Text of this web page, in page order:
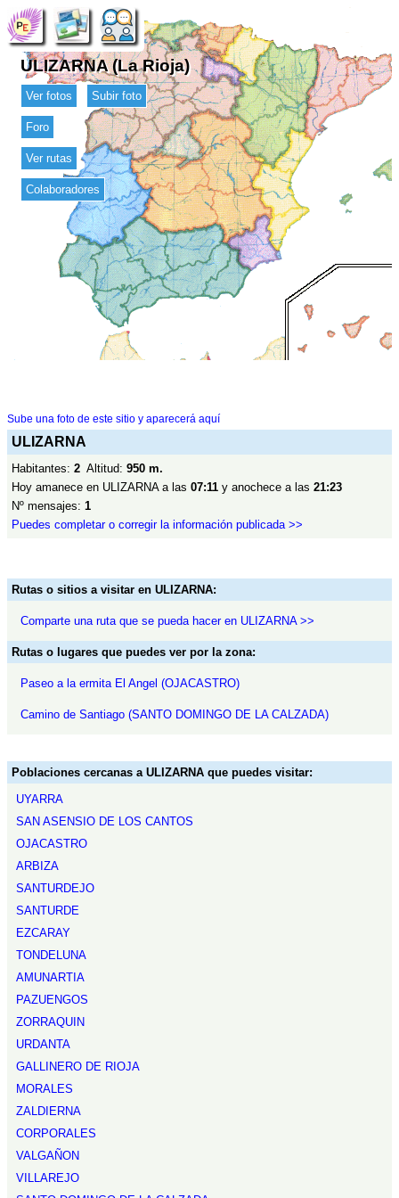
ULIZARNA (La Rioja)
Ver fotos Subir foto
Foro
Ver rutas
Colaboradores
Sube una foto de este sitio y aparecerá aquí
ULIZARNA
Habitantes: 2 Altitud: 950 m.
Hoy amanece en ULIZARNA a las 07:11 y anochece a las 21:23
Nº mensajes: 1
Puedes completar o corregir la información publicada >>
Rutas o sitios a visitar en ULIZARNA:
Comparte una ruta que se pueda hacer en ULIZARNA >>
Rutas o lugares que puedes ver por la zona:
Paseo a la ermita El Angel (OJACASTRO)
Camino de Santiago (SANTO DOMINGO DE LA CALZADA)
Poblaciones cercanas a ULIZARNA que puedes visitar:
UYARRA
SAN ASENSIO DE LOS CANTOS
OJACASTRO
ARBIZA
SANTURDEJO
SANTURDE
EZCARAY
TONDELUNA
AMUNARTIA
PAZUENGOS
ZORRAQUIN
URDANTA
GALLINERO DE RIOJA
MORALES
ZALDIERNA
CORPORALES
VALGAÑON
VILLAREJO